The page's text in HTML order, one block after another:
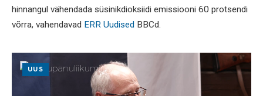
hinnangul vähendada süsinikdioksiidi emissiooni 60 protsendi
võrra, vahendavad ERR Uudised BBCd.
UUS